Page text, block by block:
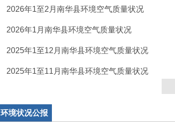
2026年1至2月南华县环境空气质量状况
2026年1月南华县环境空气质量状况
2025年1至12月南华县环境空气质量状况
2025年1至11月南华县环境空气质量状况
环境状况公报